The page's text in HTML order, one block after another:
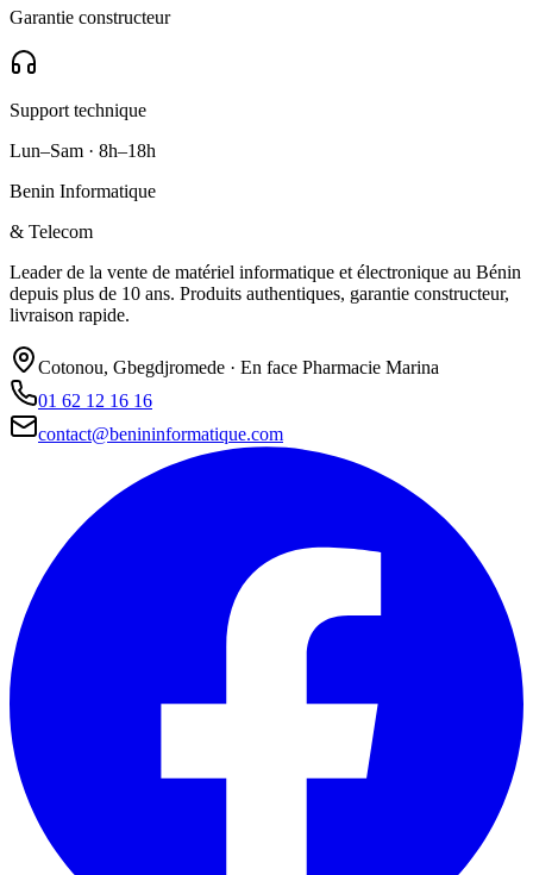
Garantie constructeur
Support technique
Lun–Sam · 8h–18h
Benin Informatique
& Telecom
Leader de la vente de matériel informatique et électronique au Bénin
depuis plus de 10 ans. Produits authentiques, garantie constructeur,
livraison rapide.
Cotonou, Gbegdjromede · En face Pharmacie Marina
01 62 12 16 16
contact@benininformatique.com